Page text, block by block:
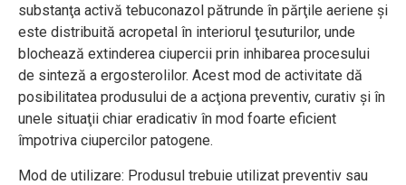
substanţa activă tebuconazol pătrunde în părţile aeriene şi
este distribuită acropetal în interiorul ţesuturilor, unde
blochează extinderea ciupercii prin inhibarea procesului
de sinteză a ergosterolilor. Acest mod de activitate dă
posibilitatea produsului de a acţiona preventiv, curativ şi în
unele situaţii chiar eradicativ în mod foarte eficient
împotriva ciupercilor patogene.
Mod de utilizare: Produsul trebuie utilizat preventiv sau